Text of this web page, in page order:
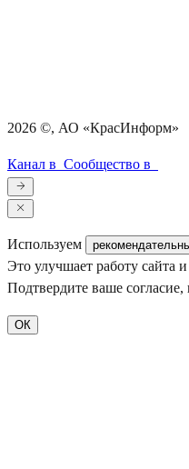
2026 ©, АО «КрасИнформ»
Канал в Сообщество в
Используем
Это улучшает работу сайта
Подтвердите ваше
ОК